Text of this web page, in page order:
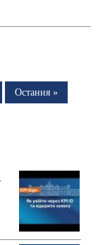
Остання
Остання »